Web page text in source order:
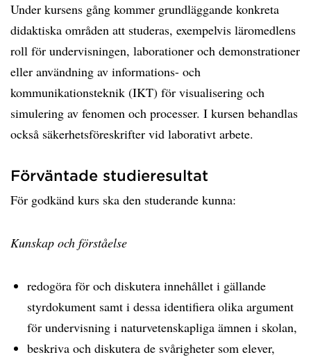
Under kursens gång kommer grundläggande konkreta
didaktiska områden att studeras, exempelvis läromedlens
roll för undervisningen, laborationer och demonstrationer
eller användning av informations- och
kommunikationsteknik (IKT) för visualisering och
simulering av fenomen och processer. I kursen behandlas
också säkerhetsföreskrifter vid laborativt arbete.
Förväntade studieresultat
För godkänd kurs ska den studerande kunna:
Kunskap och förståelse
redogöra för och diskutera innehållet i gällande
styrdokument samt i dessa identifiera olika argument
för undervisning i naturvetenskapliga ämnen i skolan,
beskriva och diskutera de svårigheter som elever,